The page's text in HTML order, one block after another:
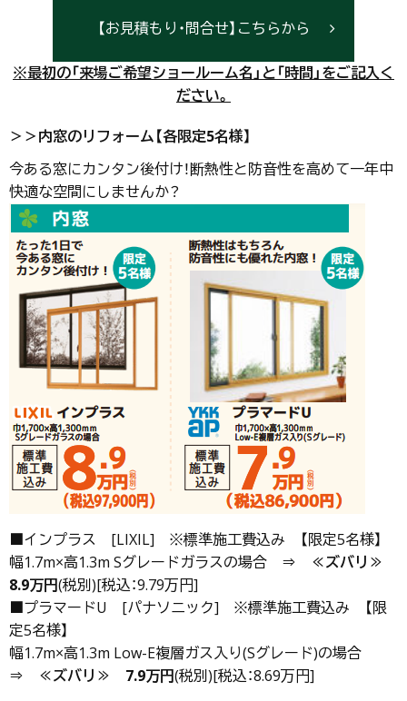
【お見積もり・問合せ】こちらから
※最初の「来場ご希望ショールーム名」と「時間」をご記入く
ださい。
＞＞内窓のリフォーム【各限定5名様】
今ある窓にカンタン後付け！断熱性と防音性を高めて一年中
快適な空間にしませんか？
■インプラス [LIXIL] ※標準施工費込み 【限定5名様】
幅1.7m×高1.3m Sグレードガラスの場合 ⇒ ≪ズバリ≫
8.9万円(税別)[税込：9.79万円]
■プラマードU [パナソニック] ※標準施工費込み 【限
定5名様】
幅1.7m×高1.3m Low-E複層ガス入り(Sグレード)の場合
⇒ ≪ズバリ≫ 7.9万円(税別)[税込：8.69万円]